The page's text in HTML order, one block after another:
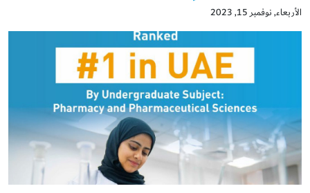
الأربعاء, نوفمبر 15, 2023